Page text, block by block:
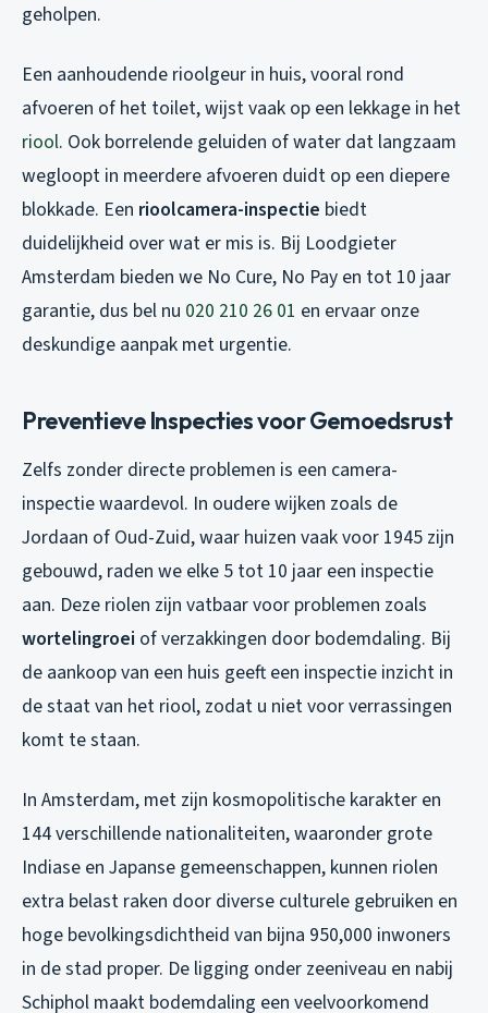
geholpen.
Een aanhoudende rioolgeur in huis, vooral rond
afvoeren of het toilet, wijst vaak op een lekkage in het
riool. Ook borrelende geluiden of water dat langzaam
wegloopt in meerdere afvoeren duidt op een diepere
blokkade. Een rioolcamera-inspectie biedt
duidelijkheid over wat er mis is. Bij Loodgieter
Amsterdam bieden we No Cure, No Pay en tot 10 jaar
garantie, dus bel nu 020 210 26 01 en ervaar onze
deskundige aanpak met urgentie.
Preventieve Inspecties voor Gemoedsrust
Zelfs zonder directe problemen is een camera-
inspectie waardevol. In oudere wijken zoals de
Jordaan of Oud-Zuid, waar huizen vaak voor 1945 zijn
gebouwd, raden we elke 5 tot 10 jaar een inspectie
aan. Deze riolen zijn vatbaar voor problemen zoals
wortelingroei of verzakkingen door bodemdaling. Bij
de aankoop van een huis geeft een inspectie inzicht in
de staat van het riool, zodat u niet voor verrassingen
komt te staan.
In Amsterdam, met zijn kosmopolitische karakter en
144 verschillende nationaliteiten, waaronder grote
Indiase en Japanse gemeenschappen, kunnen riolen
extra belast raken door diverse culturele gebruiken en
hoge bevolkingsdichtheid van bijna 950,000 inwoners
in de stad proper. De ligging onder zeeniveau en nabij
Schiphol maakt bodemdaling een veelvoorkomend